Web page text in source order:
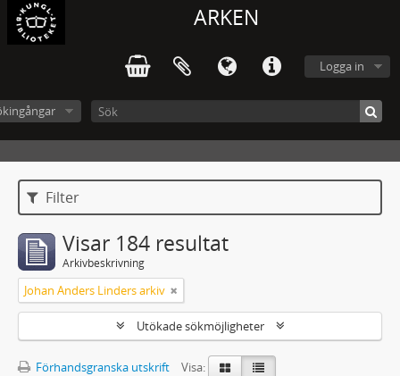
ARKEN
Logga in
Filter
Visar 184 resultat
Arkivbeskrivning
Johan Anders Linders arkiv
Utökade sökmöjligheter
Förhandsgranska utskrift
Visa: